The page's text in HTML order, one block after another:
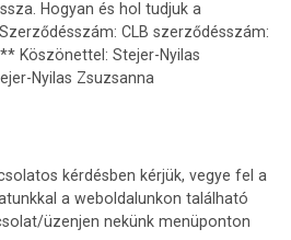
Hogyan és hol tudjuk a
CLB szerződésszám:
Köszönettel: Stejer-Nyilas
Nyilas Zsuzsanna
kérdésben kérjük, vegye fel a
a weboldalunkon található
üzenjen nekünk menüponton